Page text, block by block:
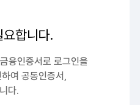
합니다.
융인증서로 로그인을
여 공동인증서,
다.